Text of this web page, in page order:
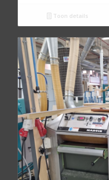
Toon details